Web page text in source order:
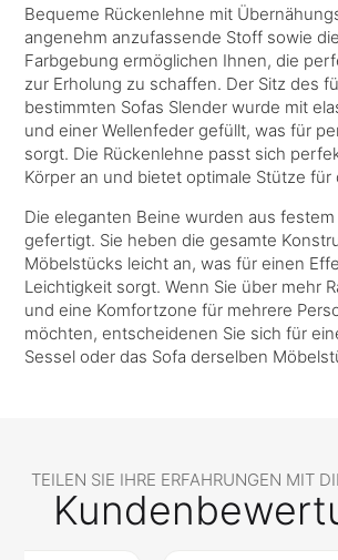
Bequeme Rückenlehne mit
angenehm anzufassende Stoff sowie
Farbgebung ermöglichen Ihnen, die
zur Erholung zu schaffen. Der Sitz des
bestimmten Sofas Slender wurde mit
und einer Wellenfeder gefüllt, was für
sorgt. Die Rückenlehne passt sich
Körper an und bietet optimale Stütze für
Die eleganten Beine wurden aus
gefertigt. Sie heben die gesamte
Möbelstücks leicht an, was für einen
Leichtigkeit sorgt. Wenn Sie über mehr
und eine Komfortzone für mehrere
möchten, entscheidenen Sie sich für
Sessel oder das Sofa derselben
TEILEN SIE IHRE ERFAHRUNGEN MIT